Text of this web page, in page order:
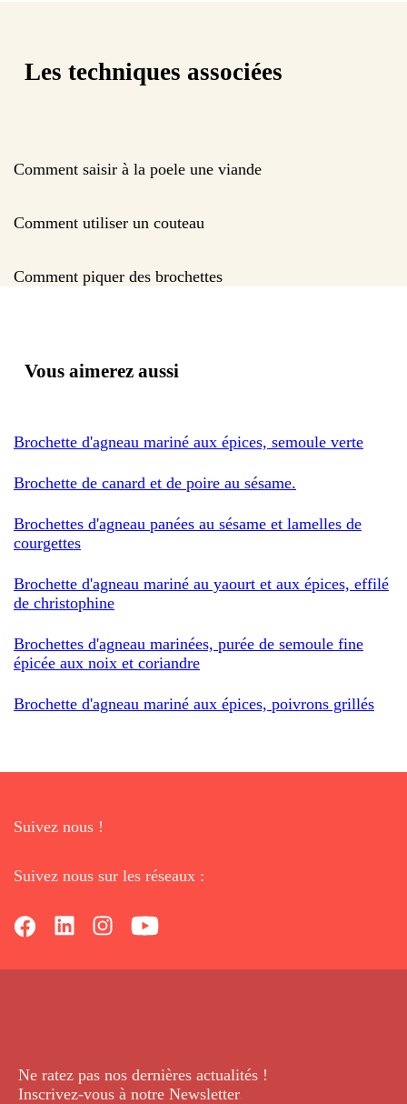
Les techniques associées
Comment saisir à la poele une viande
Comment utiliser un couteau
Comment piquer des brochettes
Vous aimerez aussi
Brochette d'agneau mariné aux épices, semoule verte
Brochette de canard et de poire au sésame.
Brochettes d'agneau panées au sésame et lamelles de
courgettes
Brochette d'agneau mariné au yaourt et aux épices, effilé
de christophine
Brochettes d'agneau marinées, purée de semoule fine
épicée aux noix et coriandre
Brochette d'agneau mariné aux épices, poivrons grillés
Suivez nous !
Suivez nous sur les réseaux :
Ne ratez pas nos dernières actualités !
Inscrivez-vous à notre Newsletter.